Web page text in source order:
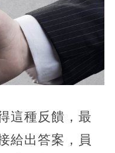
這種反饋，最
給出答案，員